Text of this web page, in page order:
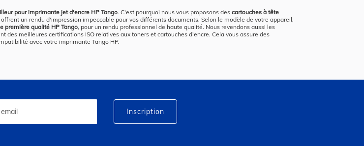
pour imprimante jet d'encre HP Tango. C'est pourquoi nous vous proposons des cartouches à tête
offrent un rendu d'impression impeccable pour vos différents documents. Selon le modèle de votre appareil,
première qualité HP Tango, pour un rendu professionnel de haute qualité. Nous revendons aussi les
des meilleures certifications ISO relatives aux toners et cartouches d'encre. Cela vous assure des
avec votre imprimante Tango HP.
Inscription